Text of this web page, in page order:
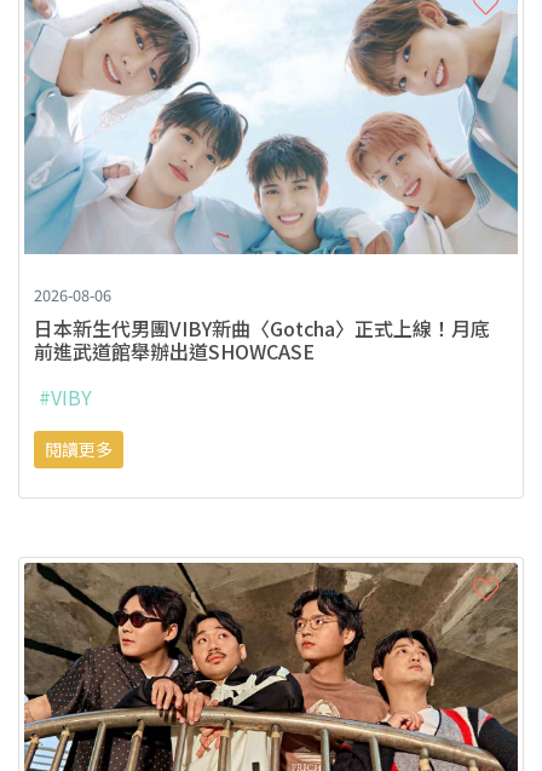
2026-08-06
日本新生代男團VIBY新曲〈Gotcha〉正式上線！月底
前進武道館舉辦出道SHOWCASE
#VIBY
閱讀更多